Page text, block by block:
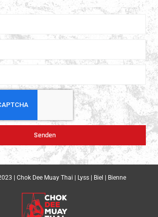
Senden
| Chok Dee Muay Thai | Lyss | Biel | Bienne